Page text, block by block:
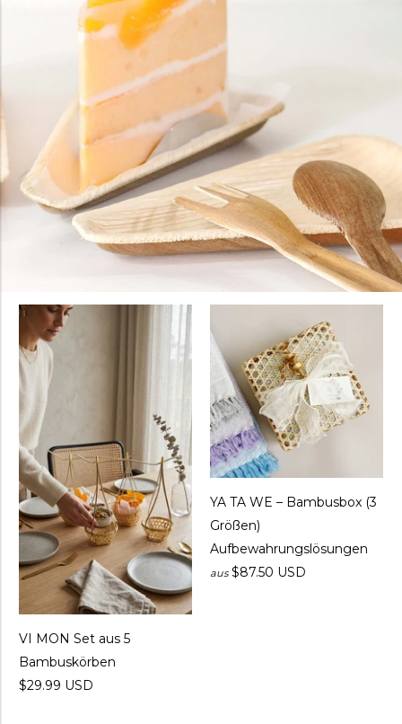
VI MON Set aus 5
Bambuskörben
$29.99 USD
YA TA WE – Bambusbox (3
Größen)
Aufbewahrungslösungen
aus $87.50 USD